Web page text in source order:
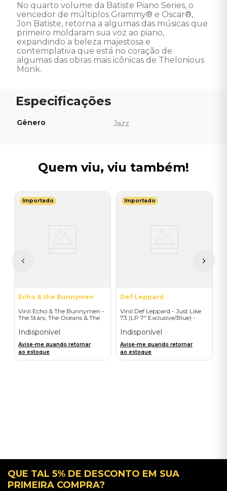
No quarto volume da Batiste Piano Series, o
vencedor de múltiplos Grammy® e Oscar®,
Jon Batiste, retorna a algumas das músicas que
primeiro moldaram sua voz ao piano,
expandindo a beleza majestosa e
contemplativa que está no coração de
algumas das obras mais icônicas de Thelonious
Monk.
Gênero Jazz
Quem viu, viu também!
Importado
Echo & the Bunnymen
Vinil Echo & The Bunnymen -
The Stars, The Oceans & The
- Importado
Indisponível
Avise-me quando retornar
ao estoque
Importado
Def Leppard
Vinil Def Leppard - Just Like
73 (LP 7" Exclusive/Blue) -
Indisponível
Avise-me quando retornar
ao estoque
QUE TAL 5% DE DESCONTO EM SUA
PRIMEIRA COMPRA?